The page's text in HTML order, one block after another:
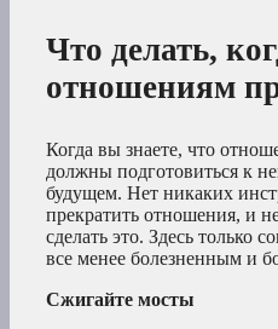
Что делать,
отношениям
Когда вы знаете, что
должны подготовиться к
будущем. Нет никаких
прекратить отношения, и
сделать это. Здесь только
все менее болезненным и
Сжигайте мосты